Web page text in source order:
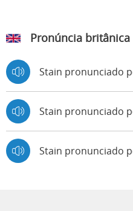
Pronúncia britânica
Stain pronunciado
Stain pronunciado
Stain pronunciado